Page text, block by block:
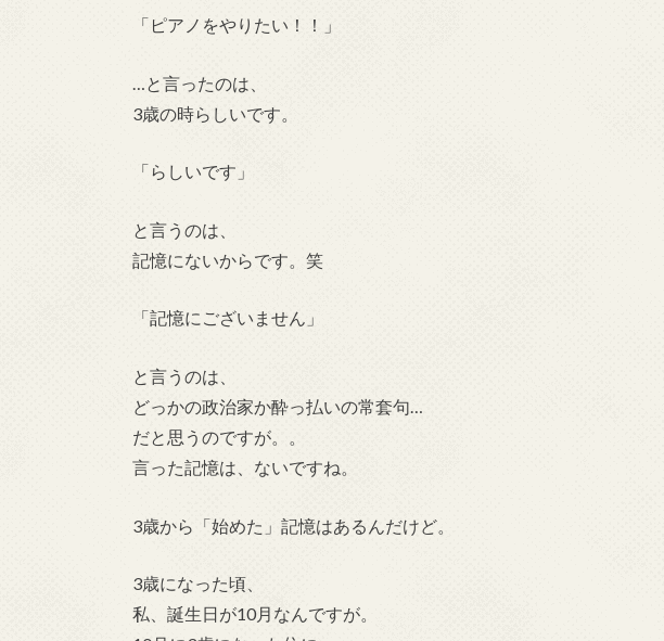
「ピアノをやりたい！！」
…と言ったのは、
3歳の時らしいです。
「らしいです」
と言うのは、
記憶にないからです。笑
「記憶にございません」
と言うのは、
どっかの政治家か酔っ払いの常套句…
だと思うのですが。。
言った記憶は、ないですね。
3歳から「始めた」記憶はあるんだけど。
3歳になった頃、
私、誕生日が10月なんですが。